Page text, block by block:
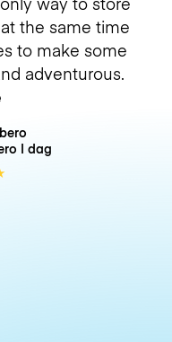
the same time
to make some
adventurous.
I dag